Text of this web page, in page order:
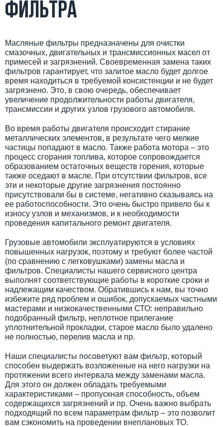
фильтра
Масляные фильтры предназначены для очистки
смазочных, двигательных и трансмиссионных масел от
примесей и загрязнений. Своевременная замена таких
фильтров гарантирует, что залитое масло будет долгое
время находиться в требуемой консистенции и не будет
загрязнено. Это, в свою очередь, обеспечивает
увеличение продолжительности работы двигателя,
трансмиссии и других узлов грузового автомобиля.
Во время работы двигателя происходит стирание
металлических элементов, в результате чего мелкие
частицы попадают в масло. Также работа мотора – это
процесс сгорания топлива, которое сопровождается
образованием остаточных веществ горения, которые
также оседают в масле. При отсутствии фильтров, все
эти и некоторые другие загрязнения постоянно
присутствовали бы в системе, негативно сказываясь на
ее работоспособности. Это очень быстро привело бы к
износу узлов и механизмов, и к необходимости
проведения капитального ремонт двигателя.
Грузовые автомобили эксплуатируются в условиях
повышенных нагрузок, поэтому и требуют более частой
(по сравнению с легковушками) замены масла и
фильтров. Специалисты нашего сервисного центра
выполнят соответствующие работы в короткие сроки и
надлежащим качеством. Обратившись к нам, вы точно
избежите ряд проблем и ошибок, допускаемых частными
мастерами и низкокачественными СТО: неправильно
подобранный фильтр, неплотное прилегание
уплотнительной прокладки, старое масло было удалено
не полностью, перелив масла и пр.
Наши специалисты посоветуют вам фильтр, который
способен выдержать возложенные на него нагрузки на
протяжении всего интервала между заменами масла.
Для этого он должен обладать требуемыми
характеристиками – пропускная способность, объем
содержащихся загрязнений и пр. Очень важно выбрать
подходящий по всем параметрам фильтр – это позволит
вам сэкономить на проведении внеплановых ТО.